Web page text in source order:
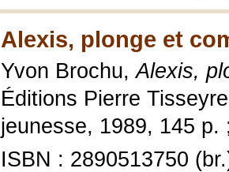
Alexis, plonge et
Yvon Brochu,Alexis,
Éditions Pierre
jeunesse, 1989, 145 p.
ISBN : 2890513750